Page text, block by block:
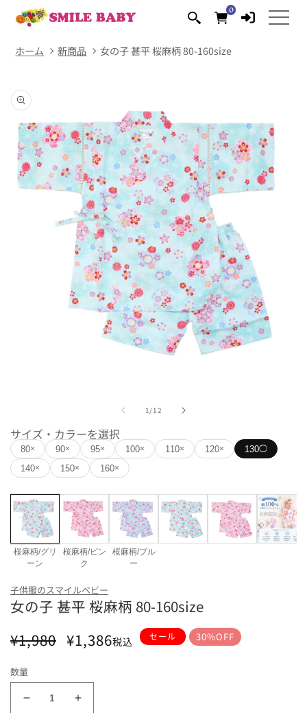
ンツに
進む
00
個
ム
ホーム 新商品 女の子 甚平 桜麻柄 80-160size
報にス
キップ
メ
1/の
12
サイズ・カラーを選択
80× 90× 95× 100× 110× 120× 130◯
140× 150× 160×
桜麻柄/グリ
ーン
桜麻柄/ピン
ク
桜麻柄/ブル
ー
桜麻柄/グリーン 桜麻柄/ピンク
サイズ
子供服のスマイルベビー
女の子 甚平 桜麻柄 80-160size
通
価
格
¥1,980
セ
価
格
¥1,386税込 セール 30%OFF
数量
女